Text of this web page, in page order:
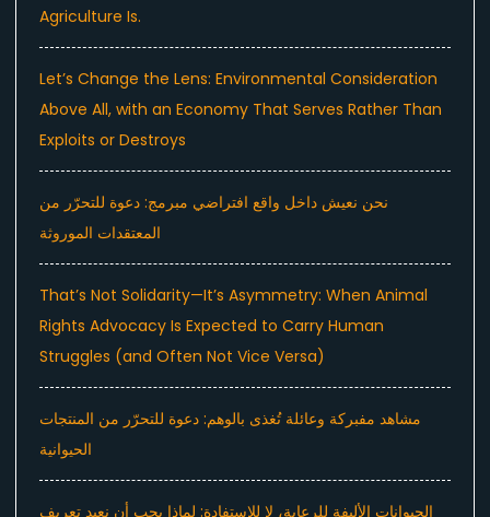
Agriculture Is.
Let’s Change the Lens: Environmental Consideration
Above All, with an Economy That Serves Rather Than
Exploits or Destroys
نحن نعيش داخل واقع افتراضي مبرمج: دعوة للتحرّر من
المعتقدات الموروثة
That’s Not Solidarity—It’s Asymmetry: When Animal
Rights Advocacy Is Expected to Carry Human
Struggles (and Often Not Vice Versa)
مشاهد مفبركة وعائلة تُغذى بالوهم: دعوة للتحرّر من المنتجات
الحيوانية
الحيوانات الأليفة للرعاية، لا للاستفادة: لماذا يجب أن نعيد تعريف